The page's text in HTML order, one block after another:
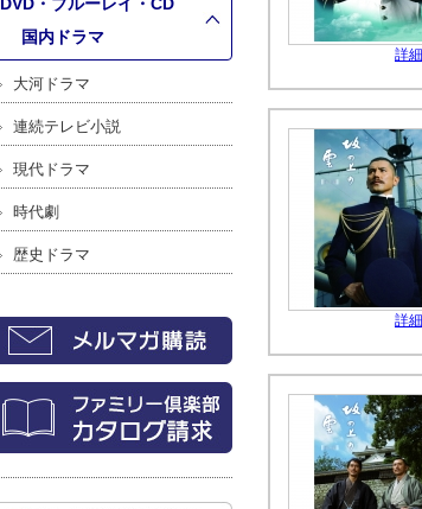
国内ドラマ
大河ドラマ
連続テレビ小説
現代ドラマ
時代劇
歴史ドラマ
詳
詳